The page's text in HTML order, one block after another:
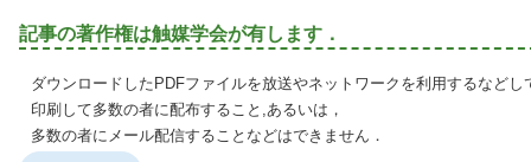
記事の著作権は触媒学会が有します．
ダウンロードしたPDFファイルを放送やネットワークを利用するなど
印刷して多数の者に配布すること,あるいは，
多数の者にメール配信することなどはできません．